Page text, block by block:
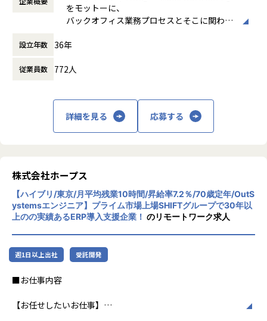
IT開発関連業務
React Native（TypeScript）OS：Android
■生保業界向け顧客情報管理Webアプリケーションのマイグ
担当領域：要件定義／基本設計／詳細設計／実装
・Udemyを会社負担で活用、資格取得奨励制度など、従業員
のスキルアップも応援！
・入社月から有休5日付与
【募集背景】
売上過去最高記録を更新している当社では、今まさに第二次
創業期として
準大手から中堅規模の企業に特化して、プライム案件やERP
年間120%成長を続けており成長の過渡期にある中で、
募集しております。
＜ホープスBLOG＞
休憩時間： 60分
をモットーに、
バックオフィス業務プロセスとそこに関わる
企業競争力を向上させることを使命としてい
チ開発やコンサルティングまで幅広いサービ
スを提供しています。クラウドERPやローコ
ード開発を柱とし、業務効率化やDX推進、経
CloudやOracle ERP Cloudなどを活用し、企
業の業務プロセスを最適化し、経営管理の強
化を図っています1。
社風/文化
ホープスは、若手社員が活躍できる環境で、
社内の風通しが良く、活気に満ちた雰囲気が
特徴です。多様性を重視し、様々な国籍や背
設立年数 36年
従業員数 772人
詳細を見る 応募する
株式会社ホープス
【ハイブリ/東京/月平均残業10時間/昇給率7.2％/70歳定年/OutS
ystemsエンジニア】プライム市場上場SHIFTグループで30年以
上のの実績あるERP導入支援企業！ のリモートワーク求人
週1日以上出社 受託開発
■お仕事内容
【お任せしたいお仕事】